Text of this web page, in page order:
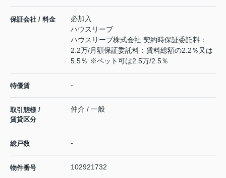
保証会社 / 料金
必加入
ハウスリーブ
ハウスリーブ株式会社 契約時保証委託料：
2.2万/月額保証委託料：賃料総額の2.2％又は
5.5％ ※ペット可は2.5万/2.5％
特優賃 -
取引態様 /
賃貸区分
仲介 / 一般
総戸数 -
物件番号 102921732